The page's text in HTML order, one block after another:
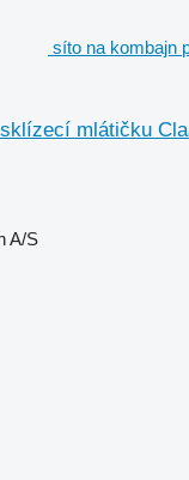
síto na kombajn
mlátičku
A/S